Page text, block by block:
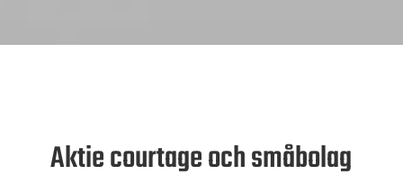
Aktie courtage och småbolag